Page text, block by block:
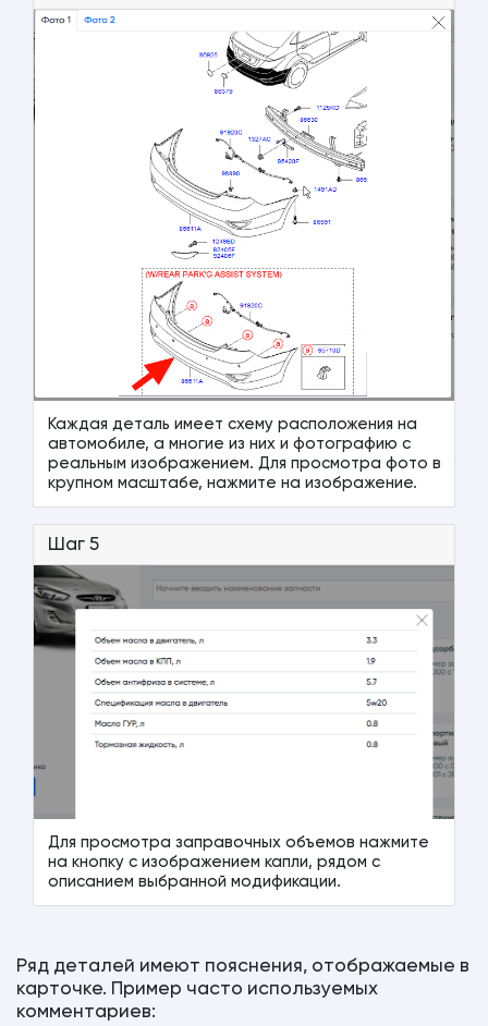
Каждая деталь имеет схему расположения на
автомобиле, а многие из них и фотографию с
реальным изображением. Для просмотра фото в
крупном масштабе, нажмите на изображение.
Шаг 5
Для просмотра заправочных объемов нажмите
на кнопку с изображением капли, рядом с
описанием выбранной модификации.
Ряд деталей имеют пояснения, отображаемые в
карточке. Пример часто используемых
комментариев: